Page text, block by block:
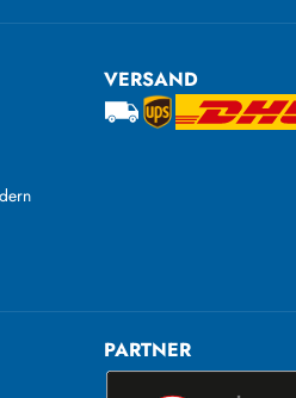
VERSAND
PARTNER